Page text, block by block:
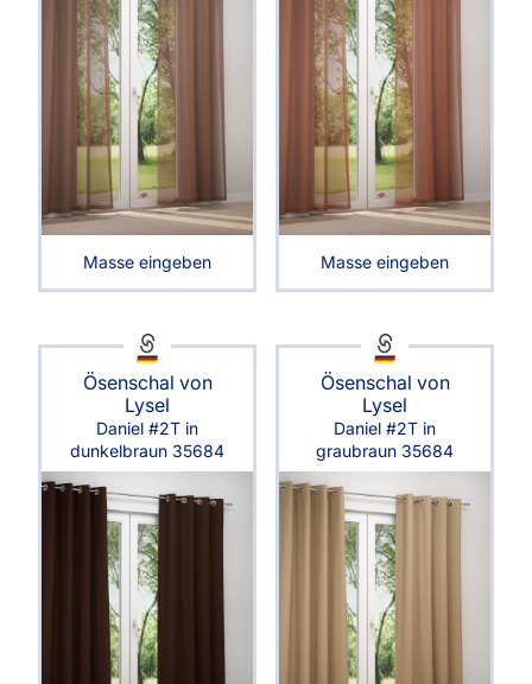
Masse eingeben Masse eingeben
Ösenschal von
Lysel
Daniel #2T in
dunkelbraun 35684
Ösenschal von
Lysel
Daniel #2T in
graubraun 35684